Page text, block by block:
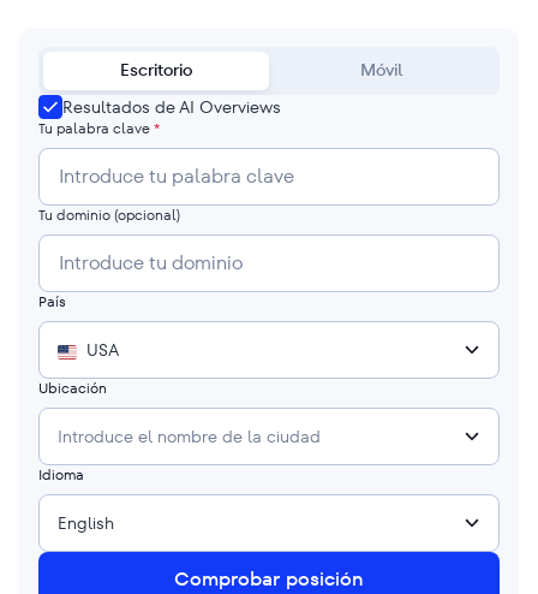
Escritorio
Móvil
Resultados de AI Overviews
Tu palabra clave*
Tu dominio(opcional)
País
USA
Ubicación
Introduce el nombre de la ciudad
Idioma
English
Comprobar posición